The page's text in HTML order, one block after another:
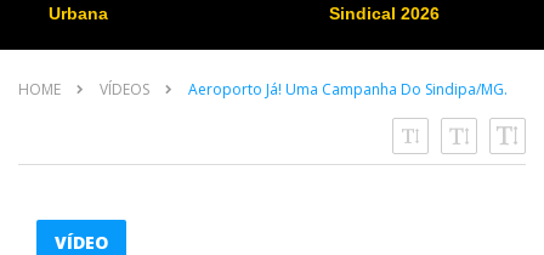
Urbana
Sindical 2026
HOME VÍDEOS Aeroporto Já! Uma Campanha Do Sindipa/MG.
VÍDEO